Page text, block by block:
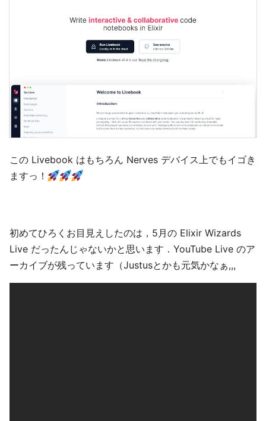
この Livebook はもちろん Nerves デバイス上でもイゴき
ますっ！
初めてひろくお目見えしたのは，5月の Elixir Wizards
Live だったんじゃないかと思います．YouTube Live のア
ーカイブが残っています（Justusとかも元気かなぁ,,,